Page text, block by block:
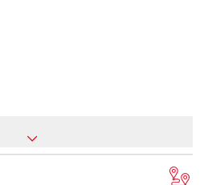
Ouvert toute la journée